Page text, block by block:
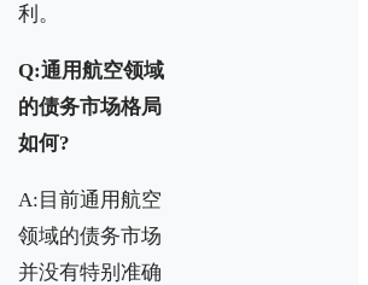
利。
Q:通用航空领域
的债务市场格局
如何?
A:目前通用航空
领域的债务市场
并没有特别准确